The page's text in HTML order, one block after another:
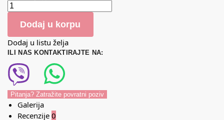
Dodaj u korpu
Dodaj u listu želja
ILI NAS KONTAKTIRAJTE NA:
Pitanja? Zatražite povratni poziv
Galerija
Recenzije 0